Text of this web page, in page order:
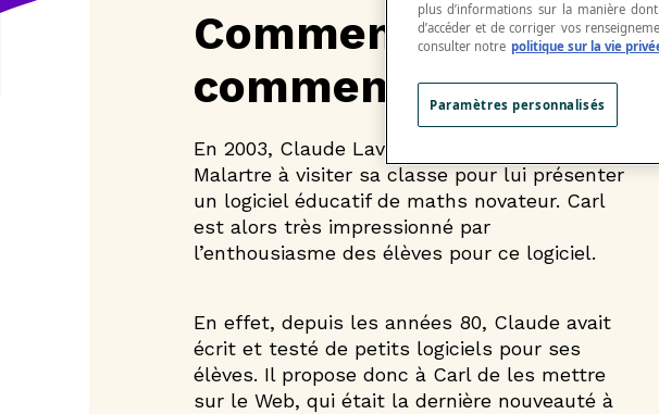
Comment tout a
commencé
En 2003, Claude Laverdure invite Carl
Malartre à visiter sa classe pour lui présenter
un logiciel éducatif de maths novateur. Carl
est alors très impressionné par
l’enthousiasme des élèves pour ce logiciel.
En effet, depuis les années 80, Claude avait
écrit et testé de petits logiciels pour ses
élèves. Il propose donc à Carl de les mettre
sur le Web, qui était la dernière nouveauté à
plus d’informations sur la manière
d’accéder et de corriger vos
consulter notre politique sur la vie
Paramètres personnalisés